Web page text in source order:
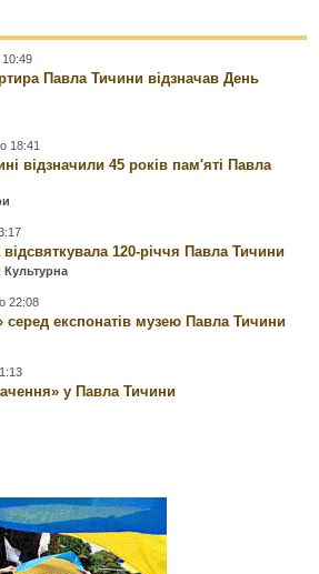
10:49
Павла Тичини відзначав День
18:41
відзначили 45 років пам'яті Павла
відсвяткувала 120-річчя Павла Тичини
,Культурна
22:08
серед експонатів музею Павла Тичини
у Павла Тичини